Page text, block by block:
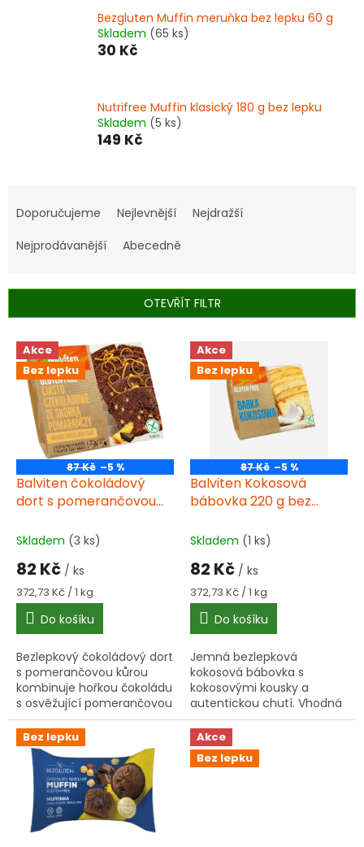
Bezgluten Muffin meruňka bez lepku 60 g
Skladem (65 ks)
30 Kč
Nutrifree Muffin klasický 180 g bez lepku
Skladem (5 ks)
149 Kč
a
e
r
o
d
Doporučujeme Nejlevnější
Nejdražší
Nejprodávanější
Abecedně
OTEVŘÍT FILTR
V
p
o
d
u
Akce
Bez lepku
87 Kč –5 %
Balviten čokoládový
dort s pomerančovou
Skladem (3 ks)
82 Kč / ks
Měrná
cena:
372,73 Kč / 1 kg
Do košíku
Bezlepkový čokoládový dort
s pomerančovou kůrou
kombinuje hořkou čokoládu
s osvěžující pomerančovou
chutí. Vláčný koláč
speciálně vyvinutý pro
osoby s nesnášenlivostí
lepku.
Akce
Bez lepku
87 Kč –5 %
Balviten Kokosová
bábovka 220 g bez
Skladem (1 ks)
82 Kč / ks
Měrná
cena:
372,73 Kč / 1 kg
Do košíku
Jemná bezlepková
kokosová bábovka s
kokosovými kousky a
autentickou chutí. Vhodná
pro celiaky a milovníky
kokosových dezertů.
Bez lepku
Akce
Bez lepku